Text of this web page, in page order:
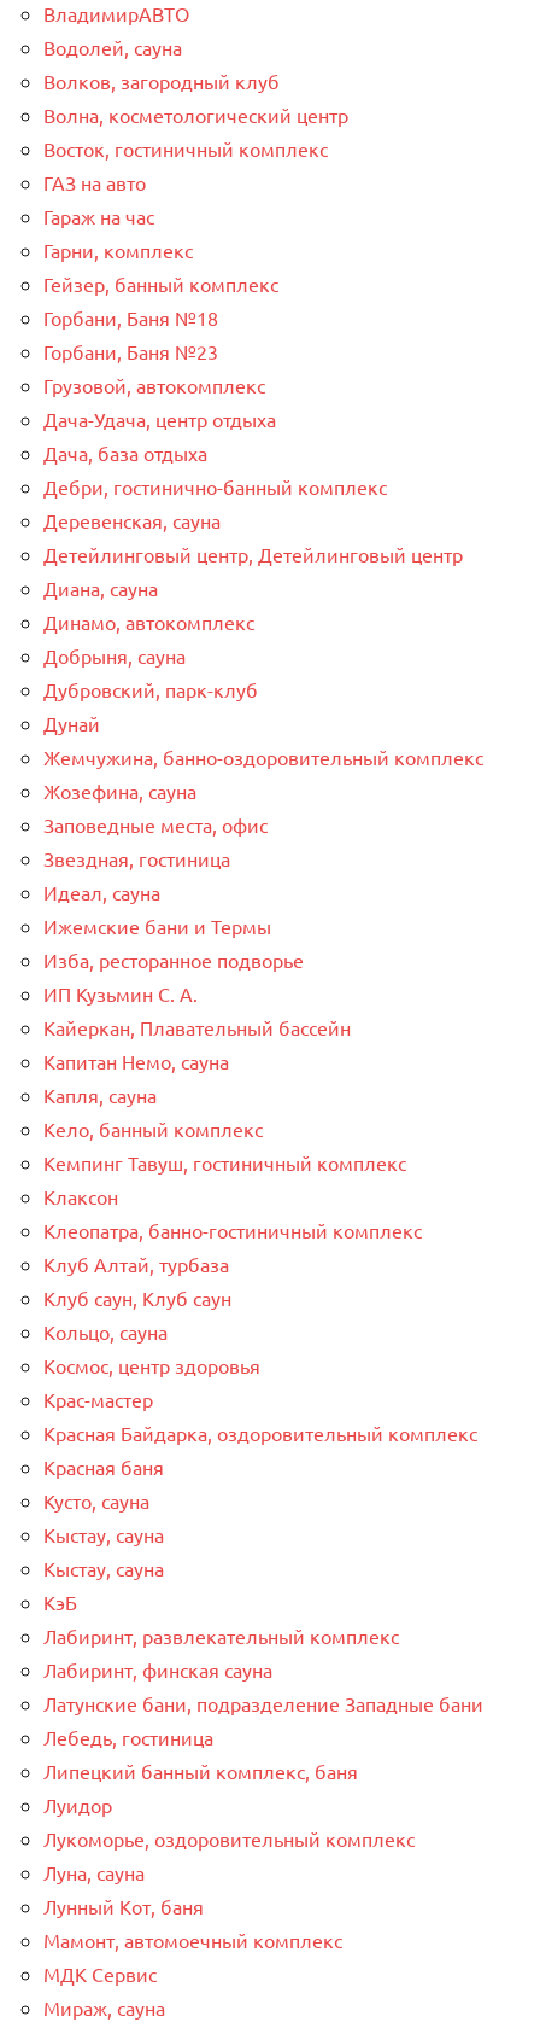
ВладимирАВТО
Водолей, сауна
Волков, загородный клуб
Волна, косметологический центр
Восток, гостиничный комплекс
ГАЗ на авто
Гараж на час
Гарни, комплекс
Гейзер, банный комплекс
Горбани, Баня №18
Горбани, Баня №23
Грузовой, автокомплекс
Дача-Удача, центр отдыха
Дача, база отдыха
Дебри, гостинично-банный комплекс
Деревенская, сауна
Детейлинговый центр, Детейлинговый центр
Диана, сауна
Динамо, автокомплекс
Добрыня, сауна
Дубровский, парк-клуб
Дунай
Жемчужина, банно-оздоровительный комплекс
Жозефина, сауна
Заповедные места, офис
Звездная, гостиница
Идеал, сауна
Ижемские бани и Термы
Изба, ресторанное подворье
ИП Кузьмин С. А.
Кайеркан, Плавательный бассейн
Капитан Немо, сауна
Капля, сауна
Кело, банный комплекс
Кемпинг Тавуш, гостиничный комплекс
Клаксон
Клеопатра, банно-гостиничный комплекс
Клуб Алтай, турбаза
Клуб саун, Клуб саун
Кольцо, сауна
Космос, центр здоровья
Крас-мастер
Красная Байдарка, оздоровительный комплекс
Красная баня
Кусто, сауна
Кыстау, сауна
Кыстау, сауна
КэБ
Лабиринт, развлекательный комплекс
Лабиринт, финская сауна
Латунские бани, подразделение Западные бани
Лебедь, гостиница
Липецкий банный комплекс, баня
Луидор
Лукоморье, оздоровительный комплекс
Луна, сауна
Лунный Кот, баня
Мамонт, автомоечный комплекс
МДК Сервис
Мираж, сауна